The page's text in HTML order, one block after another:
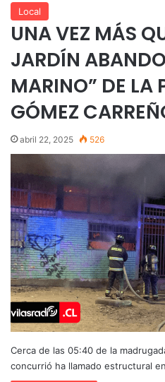
Local
UNA VEZ MÁS
JARDÍN
MARINO” DE LA
GÓMEZ
abril 22, 2025 526
Cerca de las 05:40 de la
concurrió ha llamado estructural